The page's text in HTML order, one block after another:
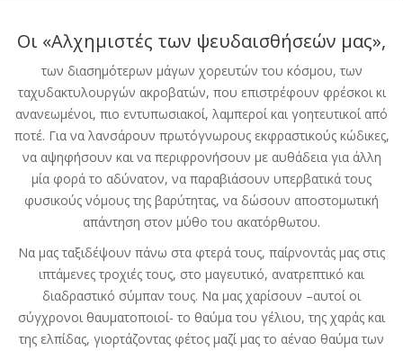
Οι «Αλχημιστές των ψευδαισθήσεών μας»,
των διασημότερων μάγων χορευτών του κόσμου, των
ταχυδακτυλουργών ακροβατών, που επιστρέφουν φρέσκοι κι
ανανεωμένοι, πιο εντυπωσιακοί, λαμπεροί και γοητευτικοί από
ποτέ. Για να λανσάρουν πρωτόγνωρους εκφραστικούς κώδικες,
να αψηφήσουν και να περιφρονήσουν με αυθάδεια για άλλη
μία φορά το αδύνατον, να παραβιάσουν υπερβατικά τους
φυσικούς νόμους της βαρύτητας, να δώσουν αποστομωτική
απάντηση στον μύθο του ακατόρθωτου.
Να μας ταξιδέψουν πάνω στα φτερά τους, παίρνοντάς μας στις
ιπτάμενες τροχιές τους, στο μαγευτικό, ανατρεπτικό και
διαδραστικό σύμπαν τους. Να μας χαρίσουν –αυτοί οι
σύγχρονοι θαυματοποιοί- το θαύμα του γέλιου, της χαράς και
της ελπίδας, γιορτάζοντας φέτος μαζί μας το αέναο θαύμα των